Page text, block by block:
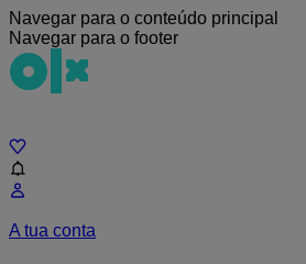
Navegar para o conteúdo principal
Navegar para o footer
A tua conta